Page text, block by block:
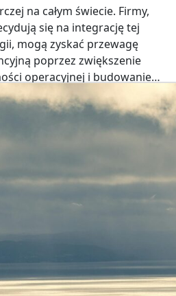
na całym świecie. Firmy,
się na integrację tej
mogą zyskać przewagę
poprzez zwiększenie
operacyjnej i budowanie…
Bezpieczeństwo
Logistyka
Reklama